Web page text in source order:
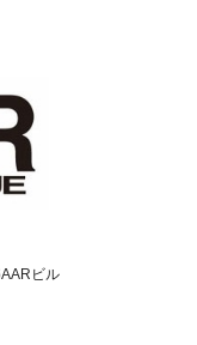
ビル